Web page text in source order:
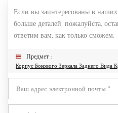
Если вы заинтересованы в наших
больше деталей, пожалуйста,
ответим вам, как только сможем.
Предмет :